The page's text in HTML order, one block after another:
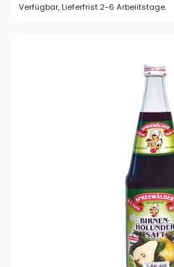
Verfügbar, Lieferfrist 2-6 Arbeiitstage.